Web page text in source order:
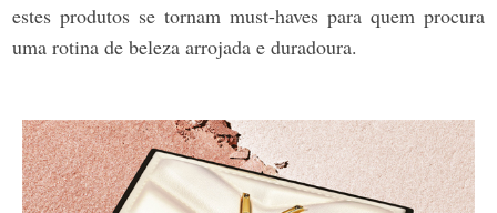
estes produtos se tornam must-haves para quem procura
uma rotina de beleza arrojada e duradoura.